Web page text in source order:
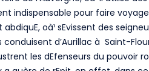
indispensable pour faire
oà¹ sEvissent des
d’Aurillac à Saint-
les dEfenseurs du pouvoir